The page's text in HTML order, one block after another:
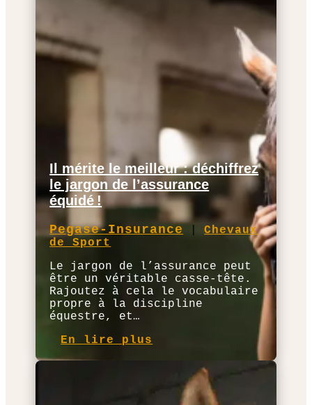
Il mérite le meilleur : déchiffrez
le jargon de l’assurance
équidé !
Pegase-Insurance
Chevaux
de Sport
Le jargon de l’assurance peut
être un véritable casse-tête.
Rajoutez à cela le vocabulaire
propre à la discipline
équestre, et…
En lire plus